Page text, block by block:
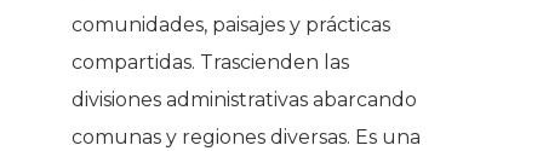
comunidades, paisajes y prácticas
compartidas. Trascienden las
divisiones administrativas abarcando
comunas y regiones diversas. Es una